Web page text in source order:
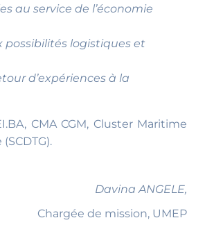
au service de l’économie
possibilités logistiques et
d’expériences à la
CMA CGM, Cluster Maritime
Davina ANGELE,
Chargée de mission, UMEP